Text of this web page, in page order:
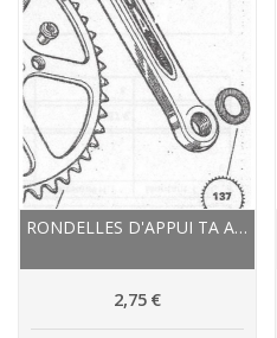
RONDELLES D'APPUI TA ACIER POUR AXE DE PÉDALE...
2,75 €